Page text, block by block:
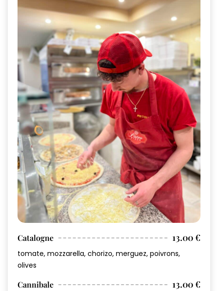
Catalogne 13.00 €
tomate, mozzarella, chorizo, merguez, poivrons,
olives
Cannibale 13.00 €